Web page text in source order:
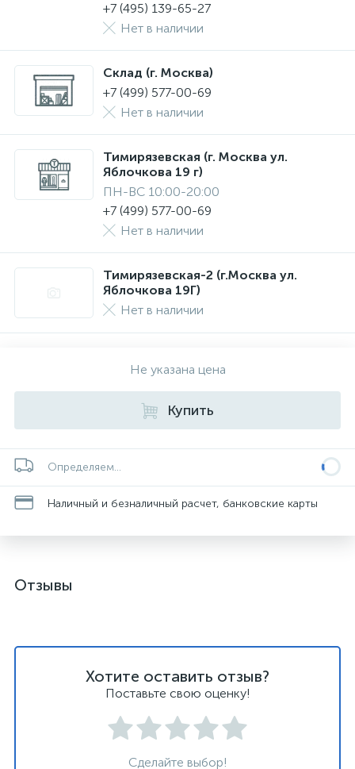
+7 (495) 139-65-27
Нет в наличии
Склад (г. Москва)
+7 (499) 577-00-69
Нет в наличии
Тимирязевская (г. Москва ул.
Яблочкова 19 г)
ПН-ВС 10:00-20:00
+7 (499) 577-00-69
Нет в наличии
Тимирязевская-2 (г.Москва ул.
Яблочкова 19Г)
Нет в наличии
Не указана цена
Купить
Определяем...
Наличный и безналичный расчет, банковские карты
Отзывы
Хотите оставить отзыв?
Поставьте свою оценку!
Сделайте выбор!